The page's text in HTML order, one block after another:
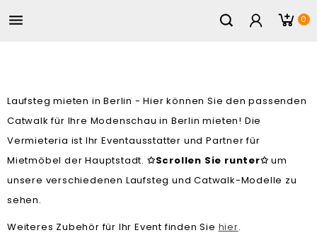
 0
Laufsteg mieten in Berlin - Hier können Sie den passenden
Catwalk für Ihre Modenschau in Berlin mieten! Die
Vermieteria ist Ihr Eventausstatter und Partner für
Mietmöbel der Hauptstadt. ✩Scrollen Sie runter✩ um
unsere verschiedenen Laufsteg und Catwalk-Modelle zu
sehen.
Weiteres Zubehör für Ihr Event finden Sie hier.